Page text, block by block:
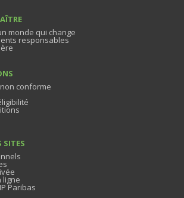
monde qui change
responsables
conforme
SITES
ligne
Paribas